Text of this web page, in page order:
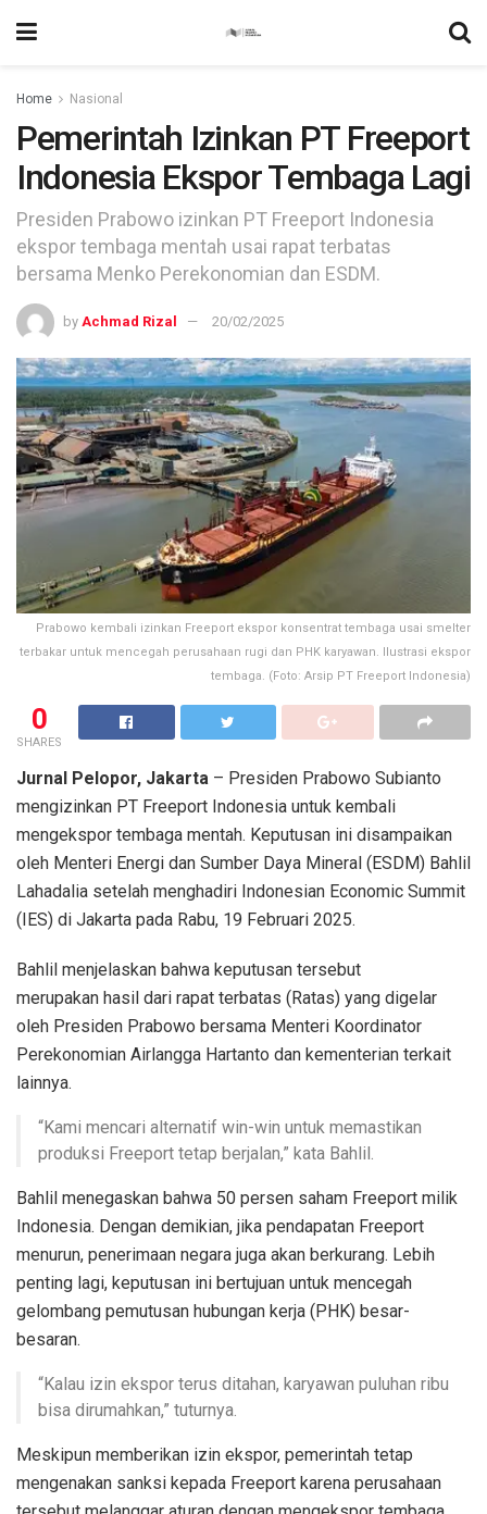
Home Nasional
Pemerintah Izinkan PT Freeport
Indonesia Ekspor Tembaga Lagi
Presiden Prabowo izinkan PT Freeport Indonesia
ekspor tembaga mentah usai rapat terbatas
bersama Menko Perekonomian dan ESDM.
by Achmad Rizal 20/02/2025
Prabowo kembali izinkan Freeport ekspor konsentrat tembaga usai smelter
terbakar untuk mencegah perusahaan rugi dan PHK karyawan. Ilustrasi ekspor
tembaga. (Foto: Arsip PT Freeport Indonesia)
0
SHARES
Jurnal Pelopor, Jakarta – Presiden Prabowo Subianto
mengizinkan PT Freeport Indonesia untuk kembali
mengekspor tembaga mentah. Keputusan ini disampaikan
oleh Menteri Energi dan Sumber Daya Mineral (ESDM) Bahlil
Lahadalia setelah menghadiri Indonesian Economic Summit
(IES) di Jakarta pada Rabu, 19 Februari 2025.
Bahlil menjelaskan bahwa keputusan tersebut
merupakan hasil dari rapat terbatas (Ratas) yang digelar
oleh Presiden Prabowo bersama Menteri Koordinator
Perekonomian Airlangga Hartanto dan kementerian terkait
lainnya.
“Kami mencari alternatif win-win untuk memastikan
produksi Freeport tetap berjalan,” kata Bahlil.
Bahlil menegaskan bahwa 50 persen saham Freeport milik
Indonesia. Dengan demikian, jika pendapatan Freeport
menurun, penerimaan negara juga akan berkurang. Lebih
penting lagi, keputusan ini bertujuan untuk mencegah
gelombang pemutusan hubungan kerja (PHK) besar-
besaran.
“Kalau izin ekspor terus ditahan, karyawan puluhan ribu
bisa dirumahkan,” tuturnya.
Meskipun memberikan izin ekspor, pemerintah tetap
mengenakan sanksi kepada Freeport karena perusahaan